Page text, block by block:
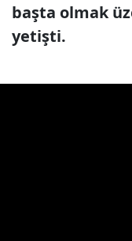
başta olmak
yetişti.